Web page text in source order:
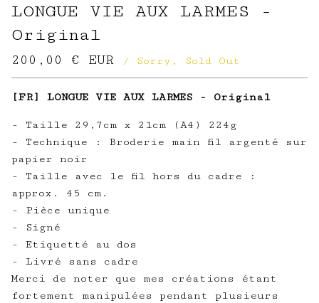
LONGUE VIE AUX LARMES -
Original
200,00 € EUR / Sorry, Sold Out
[FR] LONGUE VIE AUX LARMES - Original
- Taille 29,7cm x 21cm (A4) 224g
- Technique : Broderie main fil argenté sur
papier noir
- Taille avec le fil hors du cadre :
approx. 45 cm.
- Pièce unique
- Signé
- Etiquetté au dos
- Livré sans cadre
Merci de noter que mes créations étant
fortement manipulées pendant plusieurs